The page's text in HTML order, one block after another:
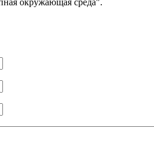
окружающая среда".